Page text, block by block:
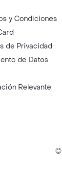
y Condiciones
de Privacidad
de Datos
Relevante
©